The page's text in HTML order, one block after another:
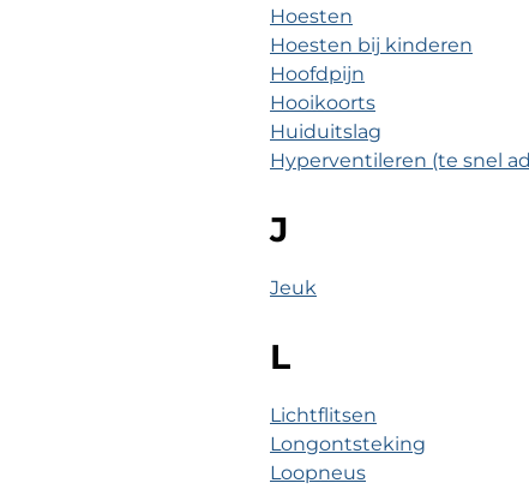
Hoesten
Hoesten bij kinderen
Hoofdpijn
Hooikoorts
Huiduitslag
Hyperventileren (te snel
J
Jeuk
L
Lichtflitsen
Longontsteking
Loopneus